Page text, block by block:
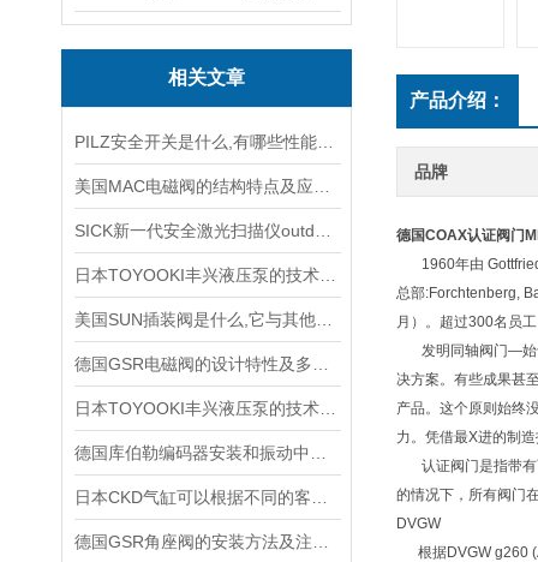
相关文章
产品介绍：
品牌
德国COAX认证阀门
1960年由 Gottfried
总部:Forchtenberg,
月）。超过300名员
发明同轴阀门—始于
决方案。有些成果甚
产品。这个原则始终
力。凭借最X进的制
认证阀门是指带有
的情况下，所有阀门
DVGW
根据DVGW g260